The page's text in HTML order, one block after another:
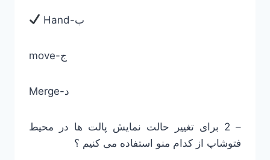
Hand-ب
move-ج
Merge-د
– 2 برای تغییر حالت نمایش پالت ها در محیط
فتوشاپ از کدام منو استفاده می کنیم ؟